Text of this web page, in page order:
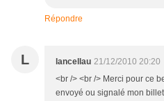
Répondre
L lancellau 21/12/2010 20:20
<br /> <br /> Merci pour ce
envoyé ou signalé mon